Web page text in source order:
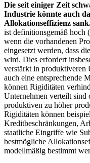
Die seit einiger Zeit
Industrie könnte auch
Allokationseffizienz
ist definitionsgemäß hoch
wenn die vorhandenen
eingesetzt werden, dass
wird. Dies erfordert
verstärkt in produktiveren
auch eine entsprechende
können Rigiditäten
Unternehmen verteilt sind
produktiven zu höher
Rigiditäten können
Kreditbeschränkungen,
staatliche Eingriffe wie
bestmögliche
modellmäßig bestimmt